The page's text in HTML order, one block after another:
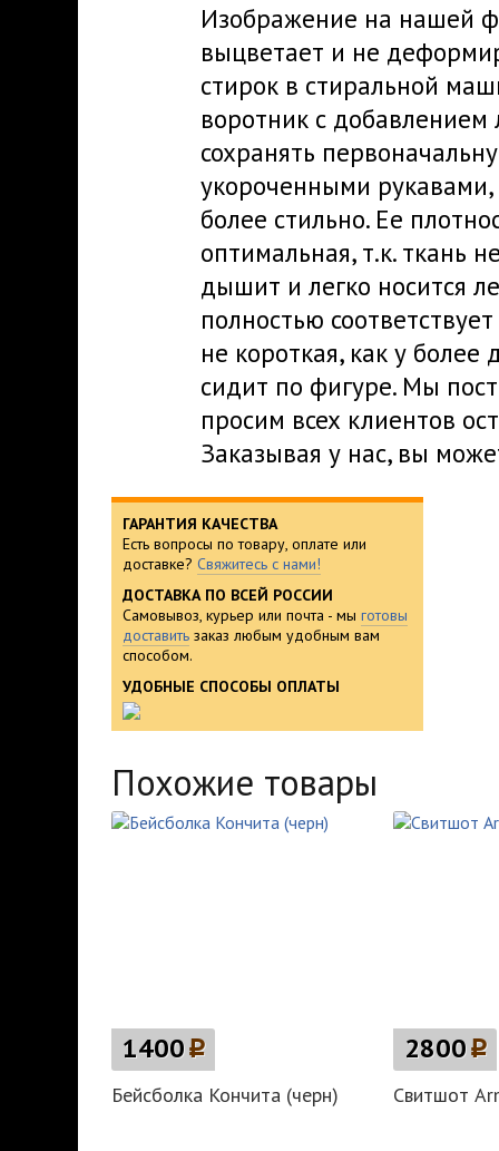
Изображение на нашей
выцветает и не
стирок в стиральной
воротник с
сохранять
укороченными
более стильно. Ее
оптимальная, т.к. ткань
дышит и легко носится
полностью
не короткая, как у
сидит по фигуре. Мы
просим всех клиентов
Заказывая у нас, вы
ГАРАНТИЯ КАЧЕСТВА
Есть вопросы по товару, оплате или
доставке? Свяжитесь с нами!
ДОСТАВКА ПО ВСЕЙ РОССИИ
Самовывоз, курьер или почта - мы готовы
доставить заказ любым удобным вам
способом.
УДОБНЫЕ СПОСОБЫ ОПЛАТЫ
Похожие товары
1400p
Бейсболка Кончита (черн)
2800p
Свитшот